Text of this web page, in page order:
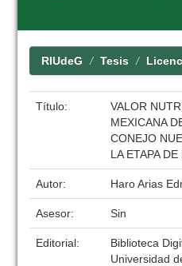
RIUdeG Tesis
Título:
VALOR
MEXICANA
CONEJO
LA ETAPA
Autor: Haro Arias
Asesor: Sin
Editorial:
Biblioteca
Universidad